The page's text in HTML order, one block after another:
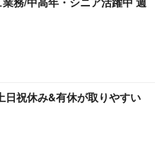
日祝休み&有休が取りやすい